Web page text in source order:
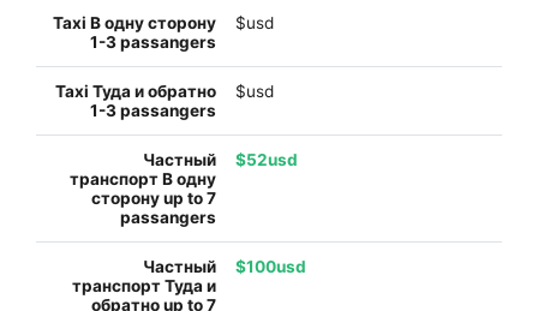
$usd
$usd
$52usd
$100usd